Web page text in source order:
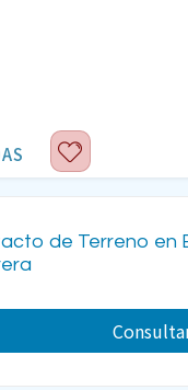
de Terreno en